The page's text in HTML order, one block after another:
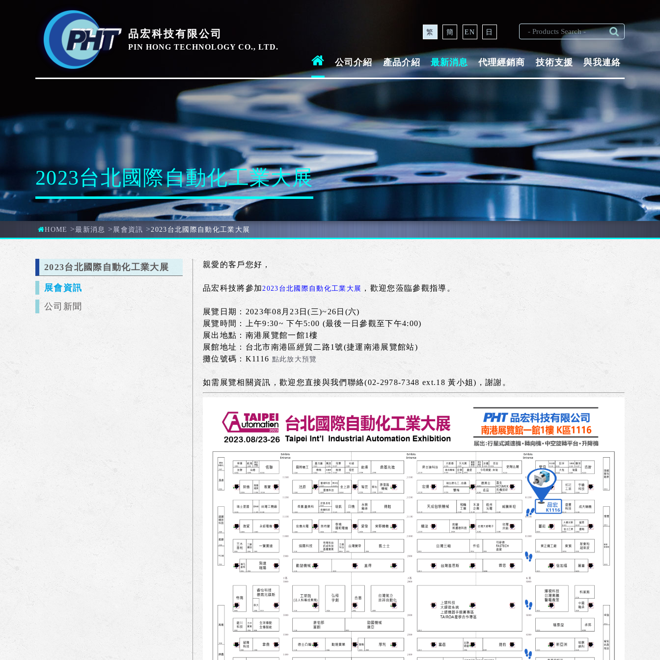
品宏科技有限公司
PIN HONG TECHNOLOGY CO., LTD.
繁 簡 EN 日
公司介紹 產品介紹 最新消息 代理經銷商 技術支援 與我連絡
2023台北國際自動化工業大展
HOME >最新消息 > 展會資訊 >2023台北國際自動化工業大展
2023台北國際自動化工業大展
展會資訊
公司新聞
親愛的客戶您好，
品宏科技將參加2023台北國際自動化工業大展 ，歡迎您蒞臨參觀指導。
展覽日期：2023年08月23日(三)~26日(六)
展覽時間 ：上午9:30~ 下午5:00 (最後一日參觀至下午4:00)
展出地點：南港展覽館一館1樓
展館地址：台北市南港區經貿二路1號(捷運南港展覽館站)
攤位號碼：K1116 點此放大預覽
如需展覽相關資訊，歡迎您直接與我們聯絡(02-2978-7348 ext.18 黃小姐)，謝謝。